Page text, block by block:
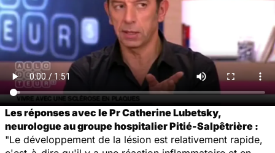
Les réponses avec le Pr Catherine Lubetsky,
neurologue au groupe hospitalier Pitié-Salpêtrière :
"Le développement de la lésion est relativement rapide,